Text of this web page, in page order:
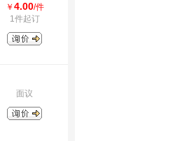
￥ 4.00/件
1件起订
面议